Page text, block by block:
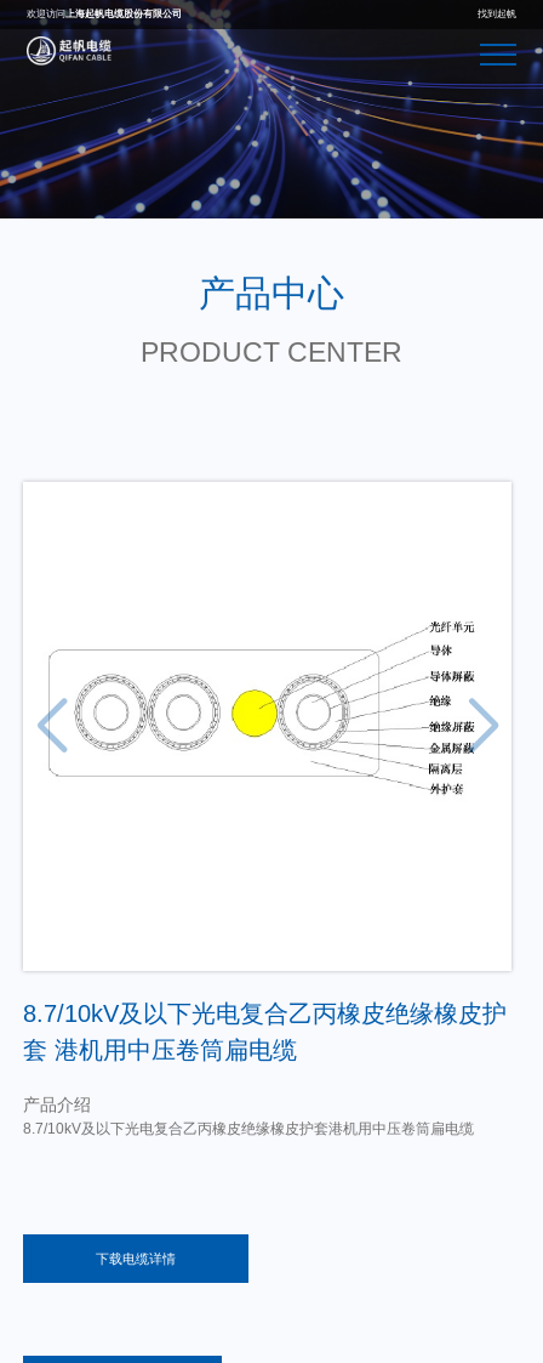
欢迎访问上海起帆电缆股份有限公司 找到起帆
产品中心
PRODUCT CENTER
8.7/10kV及以下光电复合乙丙橡皮绝缘橡皮护
套 港机用中压卷筒扁电缆
产品介绍
8.7/10kV及以下光电复合乙丙橡皮绝缘橡皮护套港机用中压卷筒扁电缆
下载电缆详情